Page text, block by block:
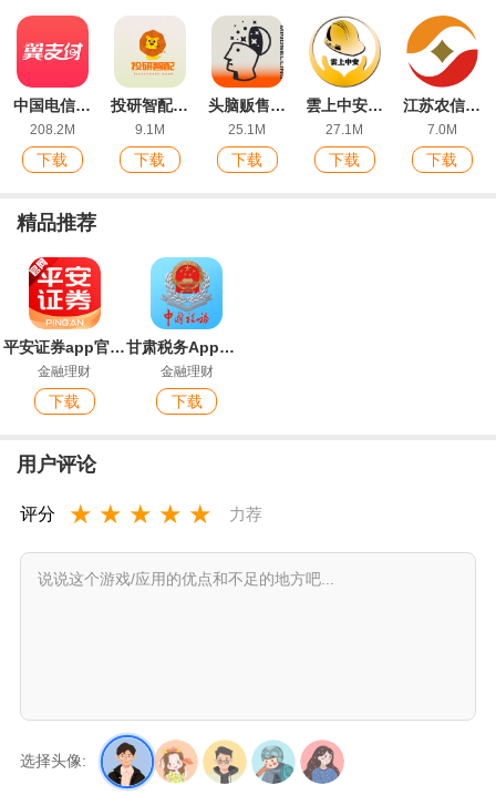
中国电信翼支付app
208.2M
下载
投研智配app手机版
9.1M
下载
头脑贩售app安卓版
25.1M
下载
雲上中安app最新版
27.1M
下载
江苏农信费管客户端
7.0M
下载
精品推荐
平安证券app官方版
金融理财
下载
甘肃税务App官方版
金融理财
下载
用户评论
评分 ★ ★ ★ ★ ★ 力荐
选择头像: